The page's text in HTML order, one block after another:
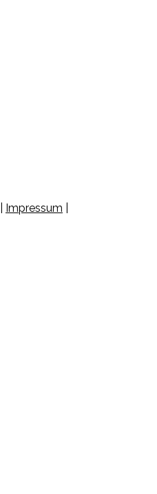
Impressum